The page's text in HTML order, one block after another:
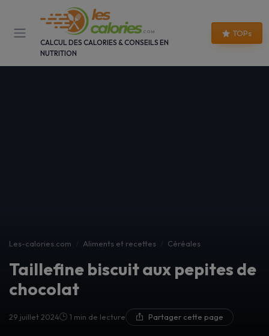
CALCUL DES CALORIES & CONSEILS EN
NUTRITION
TOPs
Les-calories.com Aliments et recettes Céréales
Taillefine biscuit aux pepites de
chocolat
29 juillet 2024 1 min de lecture Partager cette page
Panneau de gestion des cookies